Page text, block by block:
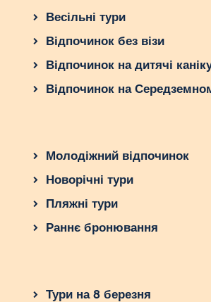
Весільні тури
Відпочинок без візи
Відпочинок на дитячі
Відпочинок на
Молодіжний відпочинок
Новорічні тури
Пляжні тури
Раннє бронювання
Тури на 8 березня